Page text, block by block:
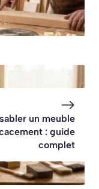
un meuble
: guide
complet